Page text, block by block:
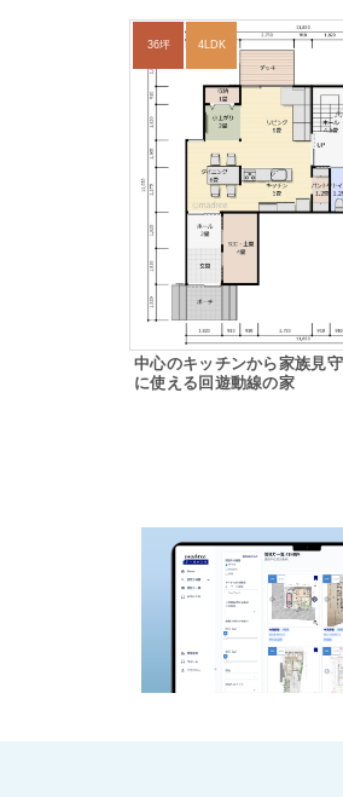
36坪 4LDK
中心のキッチンから家族見
に使える回遊動線の家